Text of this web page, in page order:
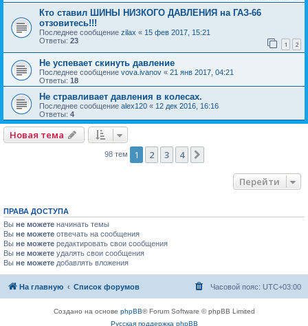
Кто ставил ШИНЫ НИЗКОГО ДАВЛЕНИЯ на ГАЗ-66
отзовитесь!!!
Последнее сообщение zilax « 15 фев 2017, 15:21
Ответы: 23 1 2
Не успевает скинуть давление
Последнее сообщение vova.ivanov « 21 янв 2017, 04:21
Ответы: 18
Не стравливает давления в колесах.
Последнее сообщение alex120 « 12 дек 2016, 16:16
Ответы: 4
Новая тема
98 тем 1 2 3 4
Перейти
ПРАВА ДОСТУПА
Вы не можете начинать темы
Вы не можете отвечать на сообщения
Вы не можете редактировать свои сообщения
Вы не можете удалять свои сообщения
Вы не можете добавлять вложения
На главную Список форумов Часовой пояс: UTC+03:00
Создано на основе phpBB® Forum Software © phpBB Limited
Русская поддержка phpBB